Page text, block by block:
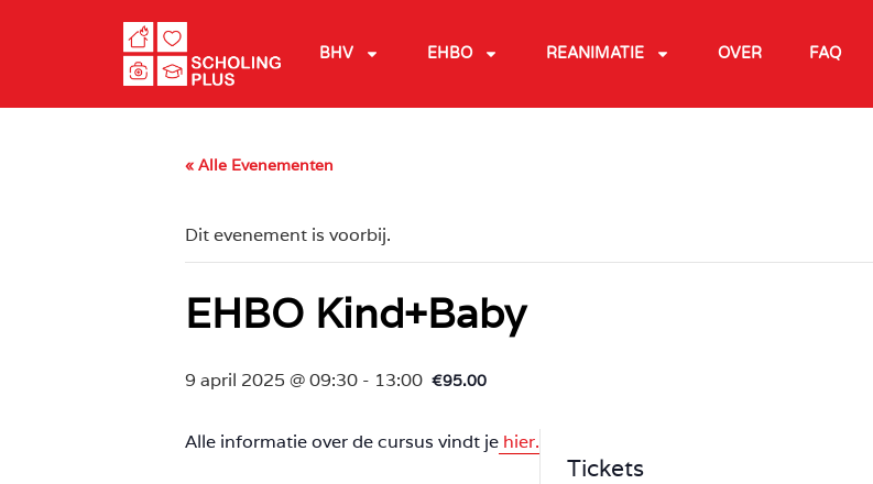
BHV EHBO REANIMATIE OVER FAQ
« Alle Evenementen
Dit evenement is voorbij.
EHBO Kind+Baby
9 april 2025 @ 09:30 - 13:00 €95.00
Alle informatie over de cursus vindt je hier.
Tickets